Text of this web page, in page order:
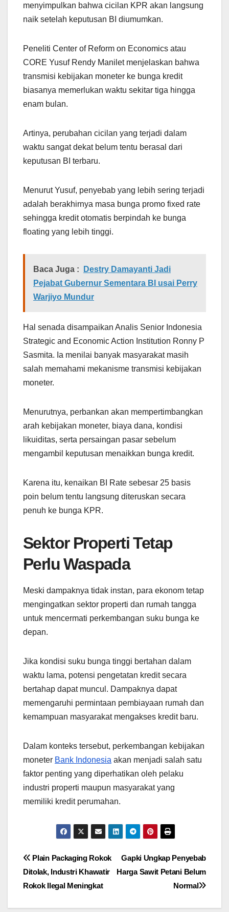
menyimpulkan bahwa cicilan KPR akan langsung
naik setelah keputusan BI diumumkan.
Peneliti Center of Reform on Economics atau
CORE Yusuf Rendy Manilet menjelaskan bahwa
transmisi kebijakan moneter ke bunga kredit
biasanya memerlukan waktu sekitar tiga hingga
enam bulan.
Artinya, perubahan cicilan yang terjadi dalam
waktu sangat dekat belum tentu berasal dari
keputusan BI terbaru.
Menurut Yusuf, penyebab yang lebih sering terjadi
adalah berakhirnya masa bunga promo fixed rate
sehingga kredit otomatis berpindah ke bunga
floating yang lebih tinggi.
Baca Juga :
Destry Damayanti Jadi
Pejabat Gubernur Sementara BI usai Perry
Warjiyo Mundur
Hal senada disampaikan Analis Senior Indonesia
Strategic and Economic Action Institution Ronny P
Sasmita. Ia menilai banyak masyarakat masih
salah memahami mekanisme transmisi kebijakan
moneter.
Menurutnya, perbankan akan mempertimbangkan
arah kebijakan moneter, biaya dana, kondisi
likuiditas, serta persaingan pasar sebelum
mengambil keputusan menaikkan bunga kredit.
Karena itu, kenaikan BI Rate sebesar 25 basis
poin belum tentu langsung diteruskan secara
penuh ke bunga KPR.
Sektor Properti Tetap
Perlu Waspada
Meski dampaknya tidak instan, para ekonom tetap
mengingatkan sektor properti dan rumah tangga
untuk mencermati perkembangan suku bunga ke
depan.
Jika kondisi suku bunga tinggi bertahan dalam
waktu lama, potensi pengetatan kredit secara
bertahap dapat muncul. Dampaknya dapat
memengaruhi permintaan pembiayaan rumah dan
kemampuan masyarakat mengakses kredit baru.
Dalam konteks tersebut, perkembangan kebijakan
moneter Bank Indonesia akan menjadi salah satu
faktor penting yang diperhatikan oleh pelaku
industri properti maupun masyarakat yang
memiliki kredit perumahan.
Navigasi
pos
Gapki Ungkap Penyebab
Harga Sawit Petani Belum
Normal
Plain Packaging Rokok
Ditolak, Industri Khawatir
Rokok Ilegal Meningkat